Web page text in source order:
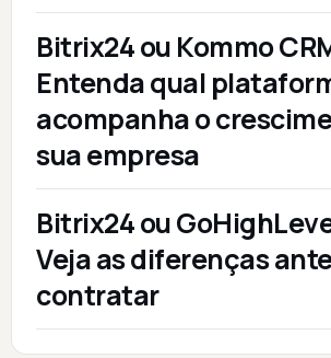
Bitrix24 ou Kommo
Entenda qual
acompanha o
sua empresa
Bitrix24 ou
Veja as diferenças
contratar